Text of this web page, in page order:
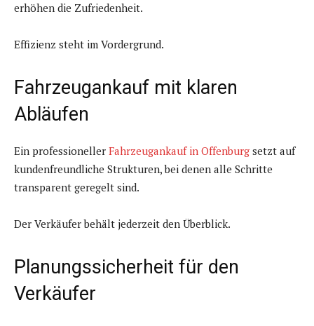
erhöhen die Zufriedenheit.
Effizienz steht im Vordergrund.
Fahrzeugankauf mit klaren
Abläufen
Ein professioneller Fahrzeugankauf in Offenburg setzt auf
kundenfreundliche Strukturen, bei denen alle Schritte
transparent geregelt sind.
Der Verkäufer behält jederzeit den Überblick.
Planungssicherheit für den
Verkäufer